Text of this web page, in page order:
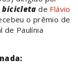
bicicleta de Flávio
o prêmio de
de Paulínia